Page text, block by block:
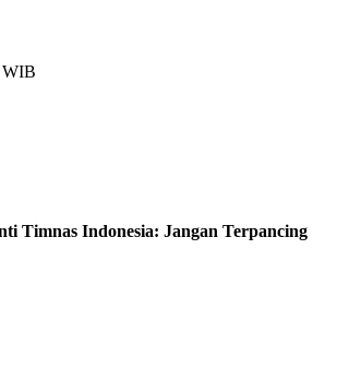
WIB
Timnas Indonesia: Jangan Terpancing